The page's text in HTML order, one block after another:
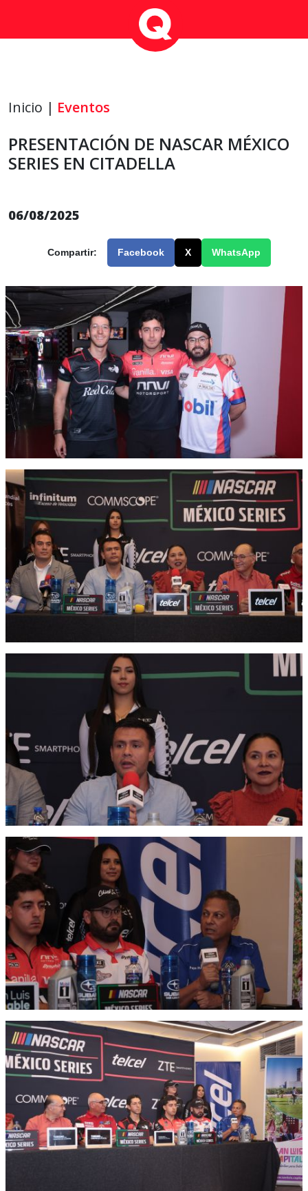
Inicio | Eventos
PRESENTACIÓN DE NASCAR MÉXICO
SERIES EN CITADELLA
06/08/2025
Compartir: Facebook X WhatsApp